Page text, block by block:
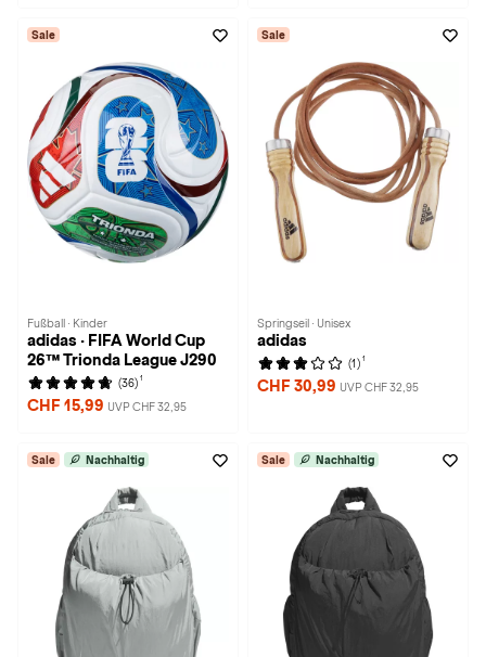
Sale
Fußball · Kinder
adidas · FIFA World Cup
26™ Trionda League J290
(36) 1
CHF 15,99 UVP CHF 32,95
Sale
Springseil · Unisex
adidas
(1) 1
CHF 30,99 UVP CHF 32,95
Sale Nachhaltig Sale Nachhaltig